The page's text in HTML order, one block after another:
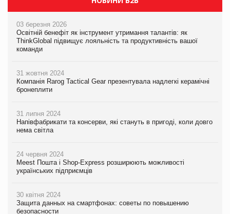
03 березня 2026
Освітній бенефіт як інструмент утримання талантів: як
ThinkGlobal підвищує лояльність та продуктивність вашої
команди
31 жовтня 2024
Компанія Rarog Tactical Gear презентувала надлегкі керамічні
бронеплити
31 липня 2024
Напівфабрикати та консерви, які стануть в пригоді, коли довго
нема світла
24 червня 2024
Meest Пошта і Shop-Express розширюють можливості
українських підприємців
30 квітня 2024
Защита данных на смартфонах: советы по повышению
безопасности